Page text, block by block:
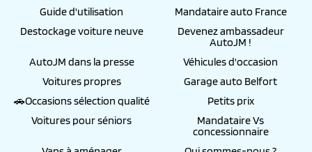
Guide d'utilisation
Mandataire auto France
Destockage voiture neuve
Devenez ambassadeur
AutoJM !
AutoJM dans la presse
Véhicules d'occasion
Voitures propres
Garage auto Belfort
🚗Occasions sélection qualité
Petits prix
Voitures pour séniors
Mandataire Vs
concessionnaire